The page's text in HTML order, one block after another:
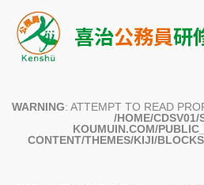
喜治公務員研
WARNING: ATTEMPT TO READ
/HOME/CDSV01/
KOUMUIN.COM/
CONTENT/THEMES/KIJI/